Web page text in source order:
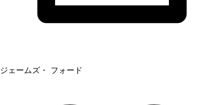
ジェームズ・ フォード